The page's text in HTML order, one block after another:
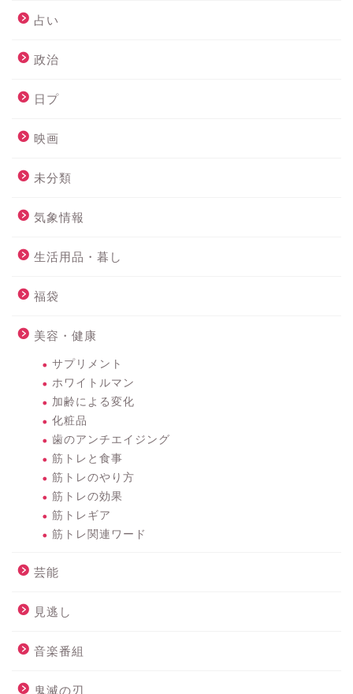
占い
政治
日プ
映画
未分類
気象情報
生活用品・暮し
福袋
美容・健康
サプリメント
ホワイトルマン
加齢による変化
化粧品
歯のアンチエイジング
筋トレと食事
筋トレのやり方
筋トレの効果
筋トレギア
筋トレ関連ワード
芸能
見逃し
音楽番組
鬼滅の刃